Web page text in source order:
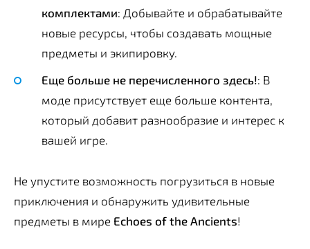
комплектами: Добывайте и обрабатывайте
новые ресурсы, чтобы создавать мощные
предметы и экипировку.
Еще больше не перечисленного здесь!: В
моде присутствует еще больше контента,
который добавит разнообразие и интерес к
вашей игре.
Не упустите возможность погрузиться в новые
приключения и обнаружить удивительные
предметы в мире Echoes of the Ancients!